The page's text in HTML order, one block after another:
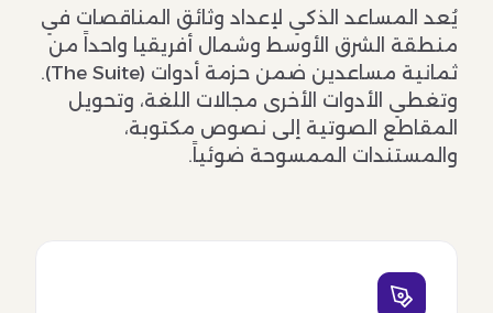
يُعد المساعد الذكي لإعداد وثائق المناقصات في
منطقة الشرق الأوسط وشمال أفريقيا واحداً من
ثمانية مساعدين ضمن حزمة أدوات (The Suite).
وتغطي الأدوات الأخرى مجالات اللغة، وتحويل
المقاطع الصوتية إلى نصوص مكتوبة،
والمستندات الممسوحة ضوئياً.